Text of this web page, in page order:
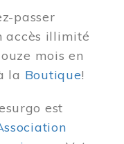
passer
accès illimité
mois en
la Boutique!
est